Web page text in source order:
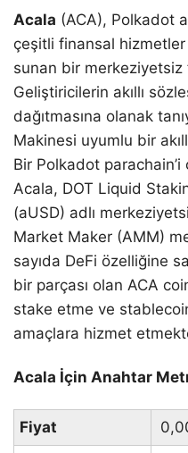
Acala (ACA), Polkadot
çeşitli finansal
sunan bir
Geliştiricilerin akıllı
dağıtmasına olanak
Makinesi uyumlu bir
Bir Polkadot
Acala, DOT Liquid
(aUSD) adlı
Market Maker (AMM)
sayıda DeFi özelliğine
bir parçası olan ACA
stake etme ve
amaçlara hizmet
Acala İçin Anahtar
Fiyat